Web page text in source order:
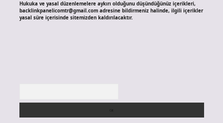
Hukuka ve yasal düzenlemelere aykırı olduğunu düşündüğünüz içerikleri,
backlinkpanelicomtr@gmail.comadresine bildirmeniz halinde, ilgili içerikler
yasal süre içerisinde sitemizden kaldırılacaktır.